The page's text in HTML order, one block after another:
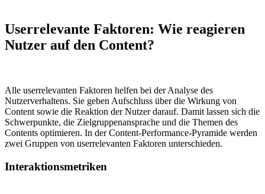
Userrelevante Faktoren: Wie reagieren
Nutzer auf den Content?
Alle userrelevanten Faktoren helfen bei der Analyse des
Nutzerverhaltens. Sie geben Aufschluss über die Wirkung von
Content sowie die Reaktion der Nutzer darauf. Damit lassen sich die
Schwerpunkte, die Zielgruppenansprache und die Themen des
Contents optimieren. In der Content-Performance-Pyramide werden
zwei Gruppen von userrelevanten Faktoren unterschieden.
Interaktionsmetriken